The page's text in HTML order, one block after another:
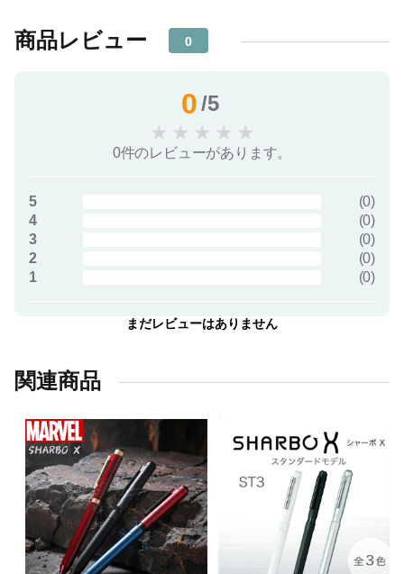
商品レビュー 0
0/5
★ ★ ★ ★ ★
0件のレビューがあります。
5 (0)
4
(0)
3
(0)
2
(0)
1
(0)
まだレビューはありません
関連商品